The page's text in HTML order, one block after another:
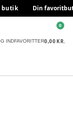
butik Din
INDFAVORITTER0,00 KR.
0